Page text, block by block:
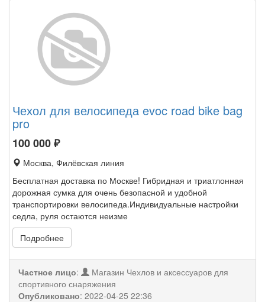
Чехол для велосипеда evoc road bike bag
pro
100 000₽
Москва, Филёвская линия
Бесплатная доставка по Москве! Гибридная и триатлонная
дорожная сумка для очень безопасной и удобной
транспортировки велосипеда.Индивидуальные настройки
седла, руля остаются неизме
Подробнее
Частное лицо:
Магазин Чехлов и аксессуаров для
спортивного снаряжения
Опубликовано: 2022-04-25 22:36